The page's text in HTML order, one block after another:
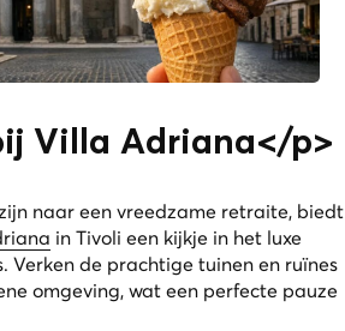
Villa Adriana</p>
naar een vreedzame retraite, biedt
in Tivoli een kijkje in het luxe
Verken de prachtige tuinen en ruïnes
omgeving, wat een perfecte pauze